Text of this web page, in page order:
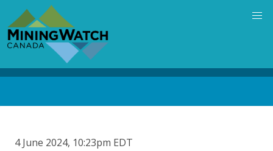
main
content
4 June 2024, 10:23pm EDT